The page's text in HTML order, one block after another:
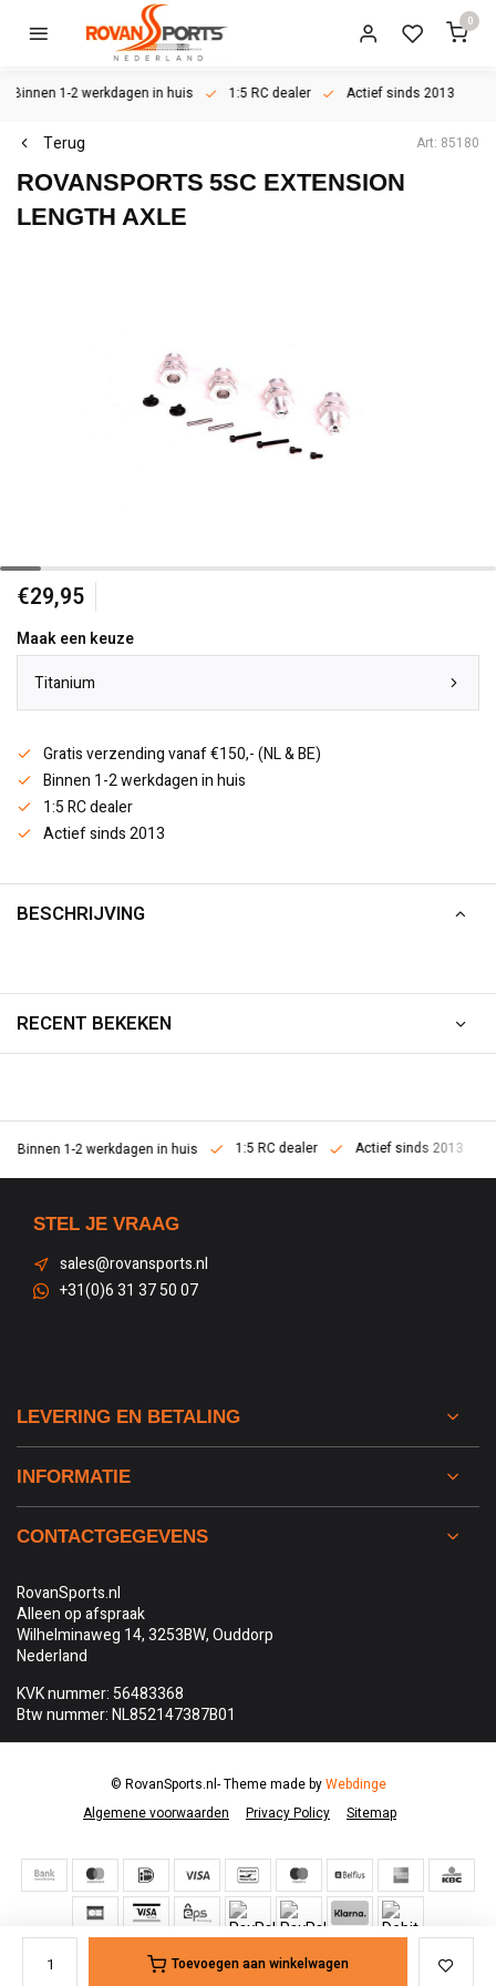
0
Binnen 1-2 werkdagen in huis 1:5 RC dealer Actief sinds 2013
Terug Art: 85180
ROVANSPORTS 5SC EXTENSION
LENGTH AXLE
€29,95
Maak een keuze
Titanium
Toevoegen aan winkelwagen
Gratis verzending vanaf €150,- (NL & BE)
Binnen 1-2 werkdagen in huis
1:5 RC dealer
Actief sinds 2013
BESCHRIJVING
RECENT BEKEKEN
Binnen 1-2 werkdagen in huis 1:5 RC dealer Actief sinds 2013
STEL JE VRAAG
sales@rovansports.nl
+31(0)6 31 37 50 07
LEVERING EN BETALING
INFORMATIE
CONTACTGEGEVENS
RovanSports.nl
Alleen op afspraak
Wilhelminaweg 14, 3253BW, Ouddorp
Nederland
KVK nummer: 56483368
Btw nummer: NL852147387B01
Algemene voorwaarden Privacy Policy Sitemap
© RovanSports.nl- Theme made byWebdinge